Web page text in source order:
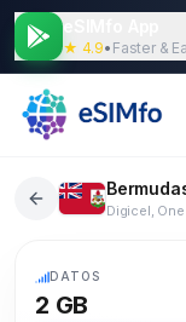
★ 4.9• Faster &
Digicel,
DATOS
2 GB